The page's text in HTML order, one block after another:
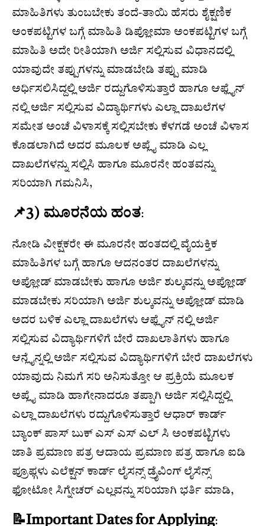
ಮಾಹಿತಿಗಳು ತುಂಬಬೇಕು ತಂದೆ-ತಾಯಿ ಹೆಸರು ಶೈಕ್ಷಣಿಕ
ಅಂಕಪಟ್ಟಿಗಳ ಬಗ್ಗೆ ಮಾಹಿತಿ ಡಿಪ್ಲೋಮಾ ಅಂಕಪಟ್ಟಿಗಳ ಬಗ್ಗೆ
ಮಾಹಿತಿ ಅದೇ ರೀತಿಯಾಗಿ ಅರ್ಜಿ ಸಲ್ಲಿಸುವ ವಿಧಾನದಲ್ಲಿ
ಯಾವುದೇ ತಪ್ಪುಗಳನ್ನು ಮಾಡಬೇಡಿ ತಪ್ಪು ಮಾಡಿ
ಅರ್ಧಿಸಲಿಸಿದ್ದಲ್ಲಿ ಅರ್ಜಿ ರದ್ದುಗೊಳಿಸುತ್ತಾರೆ ಹಾಗೂ ಆಫ್ಲೈನ್
ನಲ್ಲಿ ಅರ್ಜಿ ಸಲ್ಲಿಸುವ ವಿದ್ಯಾರ್ಥಿಗಳು ಎಲ್ಲಾ ದಾಖಲೆಗಳ
ಸಮೇತ ಅಂಚೆ ವಿಳಾಸಕ್ಕೆ ಸಲ್ಲಿಸಬೇಕು ಕೆಳಗಡೆ ಅಂಚೆ ವಿಳಾಸ
ಕೊಡಲಾಗಿದೆ ಅದರ ಮೂಲಕ ಅಪ್ಲೈ ಮಾಡಿ ಎಲ್ಲ
ದಾಖಲೆಗಳನ್ನು ಸಲ್ಲಿಸಿ ಹಾಗೂ ಮೂರನೇ ಹಂತವನ್ನು
ಸರಿಯಾಗಿ ಗಮನಿಸಿ,
📌3) ಮೂರನೆಯ ಹಂತ:
ನೋಡಿ ವೀಕ್ಷಕರೇ ಈ ಮೂರನೇ ಹಂತದಲ್ಲಿ ವೈಯಕ್ತಿಕ
ಮಾಹಿತಿಗಳ ಬಗ್ಗೆ ಹಾಗೂ ಆದನಂತರ ದಾಖಲೆಗಳನ್ನು
ಅಪ್ಲೋಡ್ ಮಾಡಬೇಕು ಹಾಗೂ ಅರ್ಜಿ ಶುಲ್ಕವನ್ನು ಅಪ್ಲೋಡ್
ಮಾಡಬೇಕು ಸರಿಯಾಗಿ ಅರ್ಜಿ ಶುಲ್ಕವನ್ನು ಅಪ್ಲೋಡ್ ಮಾಡಿ
ಅದರ ಬಳಿಕ ಎಲ್ಲಾ ದಾಖಲೆಗಳು ಆಫ್ಲೈನ್ ನಲ್ಲಿ ಅರ್ಜಿ
ಸಲ್ಲಿಸುವ ವಿದ್ಯಾರ್ಥಿಗಳಿಗೆ ಬೇರೆ ದಾಖಲಾತಿಗಳು ಹಾಗೂ
ಆನ್ಲೈನ್ನಲ್ಲಿ ಅರ್ಜಿ ಸಲ್ಲಿಸುವ ವಿದ್ಯಾರ್ಥಿಗಳಿಗೆ ಬೇರೆ ದಾಖಲೆಗಳು
ಯಾವುದು ನಿಮಗೆ ಸರಿ ಅನಿಸುತ್ತೋ ಆ ಪ್ರಕ್ರಿಯೆ ಮೂಲಕ
ಅಪ್ಲೈ ಮಾಡಿ ಹಾಗೇನಾದರೂ ತಪ್ಪಾಗಿ ಅರ್ಜಿ ಸಲ್ಲಿಸಿದ್ದಲ್ಲಿ
ಎಲ್ಲಾ ದಾಖಲೆಗಳು ರದ್ದುಗೊಳಿಸುತ್ತಾರೆ ಆಧಾರ್ ಕಾರ್ಡ್
ಬ್ಯಾಂಕ್ ಪಾಸ್ ಬುಕ್ ಎಸ್ ಎಸ್ ಎಲ್ ಸಿ ಅಂಕಪಟ್ಟಿಗಳು
ಜಾತಿ ಪ್ರಮಾಣ ಪತ್ರ ಆದಾಯ ಪ್ರಮಾಣ ಪತ್ರ ಹಾಗೂ ಐಡಿ
ಪ್ರೂಫ್ಗಳು ಎಲೆಕ್ಷನ್ ಕಾರ್ಡ್ ಲೈಸನ್ಸ್ ಡ್ರೈವಿಂಗ್ ಲೈಸೆನ್ಸ್
ಫೋಟೋ ಸಿಗ್ನೇಚರ್ ಎಲ್ಲವನ್ನು ಸರಿಯಾಗಿ ಭರ್ತಿ ಮಾಡಿ,
📝Important Dates for Applying: